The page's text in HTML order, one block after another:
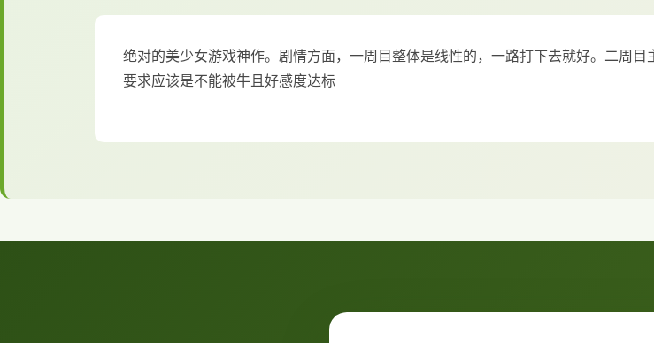
绝对的美少女游戏神作。剧情方面，一周目整体是线性的，一路打下去就好。二周
要求应该是不能被牛且好感度达标